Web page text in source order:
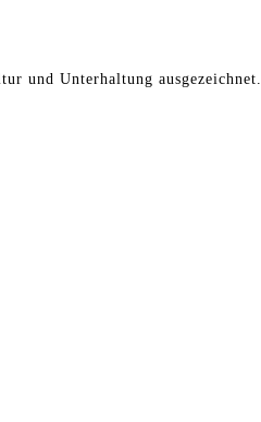
und Unterhaltung ausgezeichnet.